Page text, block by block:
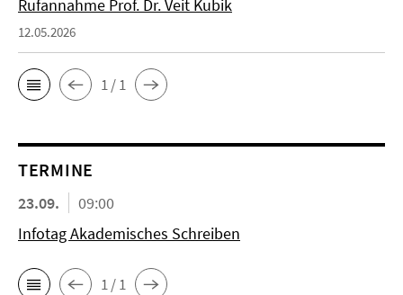
Rufannahme Prof. Dr. Veit Kubik
12.05.2026
1 / 1
TERMINE
23.09.
09:00
Infotag Akademisches Schreiben
1 / 1